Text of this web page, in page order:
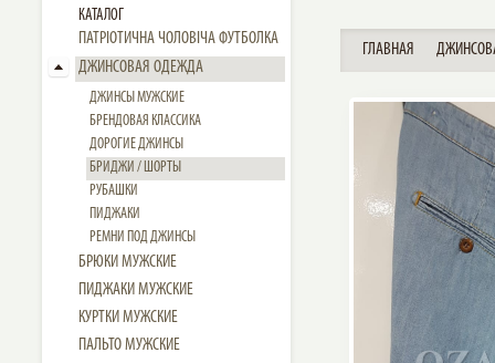
КАТАЛОГ
ПАТРІОТИЧНА ЧОЛОВІЧА ФУТБОЛКА
ДЖИНСОВАЯ ОДЕЖДА
ДЖИНСЫ МУЖСКИЕ
БРЕНДОВАЯ КЛАССИКА
ДОРОГИЕ ДЖИНСЫ
БРИДЖИ / ШОРТЫ
РУБАШКИ
ПИДЖАКИ
РЕМНИ ПОД ДЖИНСЫ
БРЮКИ МУЖСКИЕ
ПИДЖАКИ МУЖСКИЕ
КУРТКИ МУЖСКИЕ
ПАЛЬТО МУЖСКИЕ
ГЛАВНАЯ